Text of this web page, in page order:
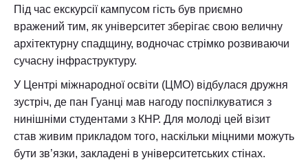
Під час екскурсії кампусом гість був приємно
вражений тим, як університет зберігає свою величну
архітектурну спадщину, водночас стрімко розвиваючи
сучасну інфраструктуру.
У Центрі міжнародної освіти (ЦМО) відбулася дружня
зустріч, де пан Гуанці мав нагоду поспілкуватися з
нинішніми студентами з КНР. Для молоді цей візит
став живим прикладом того, наскільки міцними можуть
бути зв’язки, закладені в університетських стінах.